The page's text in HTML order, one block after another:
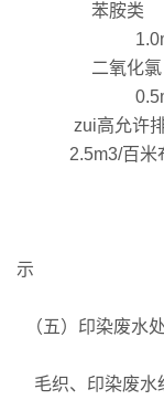
苯胺类
二氧化氯
zui高允许排
2.5m3/百米布
毛织、
示
（五）印染废水
毛织、印染废水